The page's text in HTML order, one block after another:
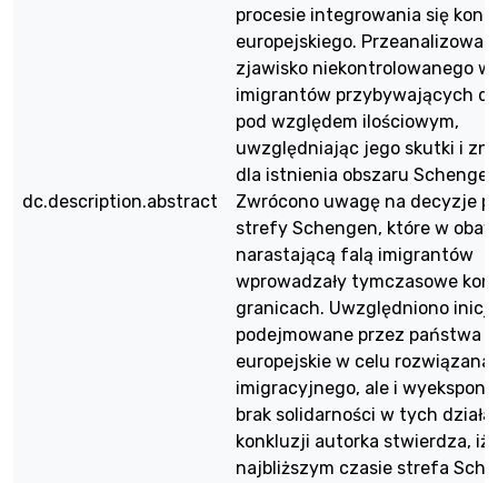
dc.description.abstract
procesie integrowania się
europejskiego.
zjawisko niekontrolowanego
imigrantów przybywających
pod względem ilościowym,
uwzględniając jego skutki i
dla istnienia obszaru
Zwrócono uwagę na decyzje
strefy Schengen, które w
narastającą falą imigrantów
wprowadzały tymczasowe
granicach. Uwzględniono
podejmowane przez państwa
europejskie w celu rozwiązana
imigracyjnego, ale i
brak solidarności w tych
konkluzji autorka stwierdza, iż
najbliższym czasie strefa